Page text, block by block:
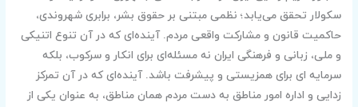
سکولار تحقق می‌یابد؛ نظمی مبتنی بر حقوق بشر، برابری شهروندی،
حاکمیت قانون و مشارکت واقعی مردم. آینده‌ای که در آن تنوع اتنیکی
و ملی، زبانی و فرهنگی ایران نه مسئله‌ای برای انکار و سرکوب، بلکه
سرمایه ‌ای برای همزیستی و پیشرفت باشد. آینده‌ای که در آن تمرکز
زدایی و اداره امور مناطق به دست مردم همان مناطق، به عنوان یکی از